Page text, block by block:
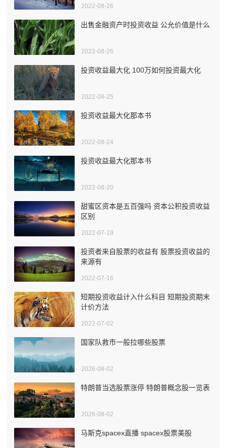
2022-08-26
出售金融资产时投资收益 公允价值是什么
2022-08-26
投资收益最大化 100万如何投资最大化
2022-08-25
投资收益最大化那本书
2022-08-24
投资收益最大化那本书
2022-08-20
甜蜜区资本是五百强吗 资本公积投资收益
区别
2022-07-19
投资者来自股票的收益有 股票投资收益的
来源有
2022-07-16
短期投资收益计入什么科目 短期投资期末
计价方法
2022-07-02
国家队救市一般拉哪些股票
2026-08-02
特朗普当选股票涨停 特朗普概念股一览表
2026-08-02
马斯克spacex直播 spacex股票美股